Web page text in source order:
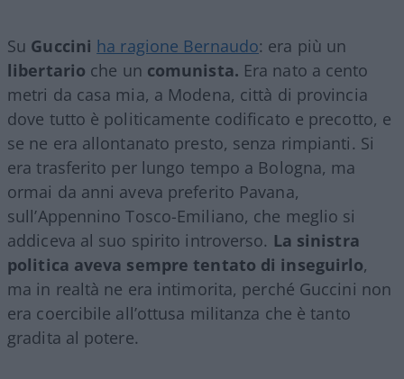
Su Guccini ha ragione Bernaudo: era più un
libertario che un comunista. Era nato a cento
metri da casa mia, a Modena, città di provincia
dove tutto è politicamente codificato e precotto, e
se ne era allontanato presto, senza rimpianti. Si
era trasferito per lungo tempo a Bologna, ma
ormai da anni aveva preferito Pavana,
sull’Appennino Tosco-Emiliano, che meglio si
addiceva al suo spirito introverso. La sinistra
politica aveva sempre tentato di inseguirlo,
ma in realtà ne era intimorita, perché Guccini non
era coercibile all’ottusa militanza che è tanto
gradita al potere.